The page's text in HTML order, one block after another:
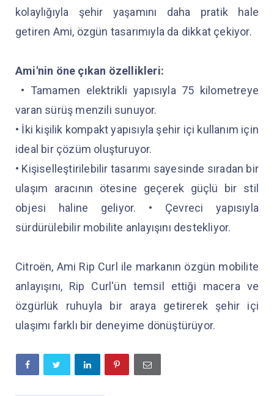
kolaylığıyla şehir yaşamını daha pratik hale
getiren Ami, özgün tasarımıyla da dikkat çekiyor.
Ami'nin öne çıkan özellikleri:
• Tamamen elektrikli yapısıyla 75 kilometreye
varan sürüş menzili sunuyor.
• İki kişilik kompakt yapısıyla şehir içi kullanım için
ideal bir çözüm oluşturuyor.
• Kişiselleştirilebilir tasarımı sayesinde sıradan bir
ulaşım aracının ötesine geçerek güçlü bir stil
objesi haline geliyor. • Çevreci yapısıyla
sürdürülebilir mobilite anlayışını destekliyor.
Citroën, Ami Rip Curl ile markanın özgün mobilite
anlayışını, Rip Curl'ün temsil ettiği macera ve
özgürlük ruhuyla bir araya getirerek şehir içi
ulaşımı farklı bir deneyime dönüştürüyor.